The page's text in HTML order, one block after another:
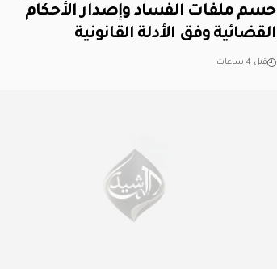
حسم ملفات الفساد وإصدار الأحكام
القضائية وفق الأدلة القانونية
قبل 4 ساعات